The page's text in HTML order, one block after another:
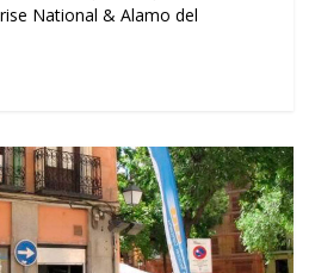
National & Alamo del